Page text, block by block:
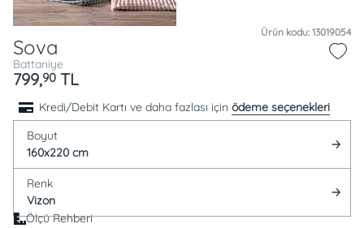
Ürün kodu: 13019054
Sova
Battaniye
799,90 TL
Kredi/Debit Kartı ve daha fazlası için ödeme seçenekleri
Boyut
160x220 cm
Renk
Vizon
Ölçü Rehberi